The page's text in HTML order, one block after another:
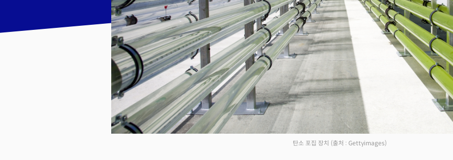
탄소 포집 장치 (출처 : Gettyimages)